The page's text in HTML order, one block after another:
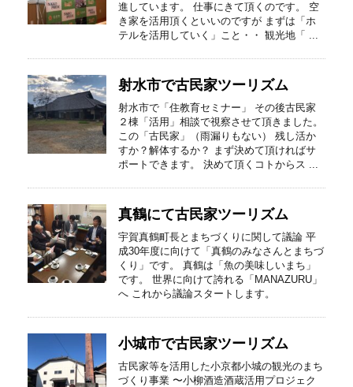
進しています。 仕事にきて頂くのです。 空
き家を活用頂くといいのですが まずは「ホ
テルを活用していく」こと・・ 観光地「 ...
射水市で古民家ツーリズム
射水市で「住教育セミナー」 その後古民家
２棟「活用」相談で視察させて頂きました。
この「古民家」（雨漏りもない） 残し活か
すか？解体するか？ まず決めて頂ければサ
ポートできます。 決めて頂くコトからス ...
真鶴にて古民家ツーリズム
宇賀真鶴町長とまちづくりに関して議論 平
成30年度に向けて「真鶴のみなさんとまちづ
くり」です。 真鶴は「魚の美味しいまち」
です。 世界に向けて誇れる「MANAZURU」
へ これから議論スタートします。
小城市で古民家ツーリズム
古民家等を活用した小京都小城の観光のまち
づくり事業 〜小柳酒造酒蔵活用プロジェク